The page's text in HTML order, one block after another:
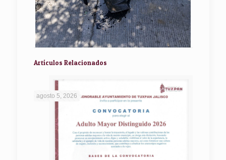
Artículos Relacionados
agosto 5, 2026